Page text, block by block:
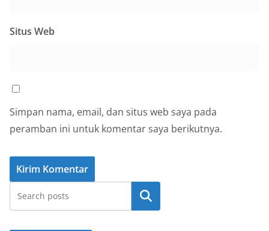
Situs Web
Simpan nama, email, dan situs web saya pada
peramban ini untuk komentar saya berikutnya.
Cari